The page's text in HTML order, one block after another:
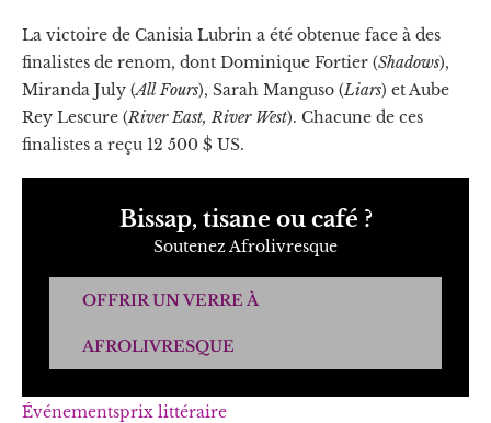
La victoire de Canisia Lubrin a été obtenue face à des
finalistes de renom, dont Dominique Fortier (Shadows),
Miranda July (All Fours), Sarah Manguso (Liars) et Aube
Rey Lescure (River East, River West). Chacune de ces
finalistes a reçu 12 500 $ US.
Bissap, tisane ou café ?
Soutenez Afrolivresque
OFFRIR UN VERRE À
AFROLIVRESQUE
Événementsprix littéraire